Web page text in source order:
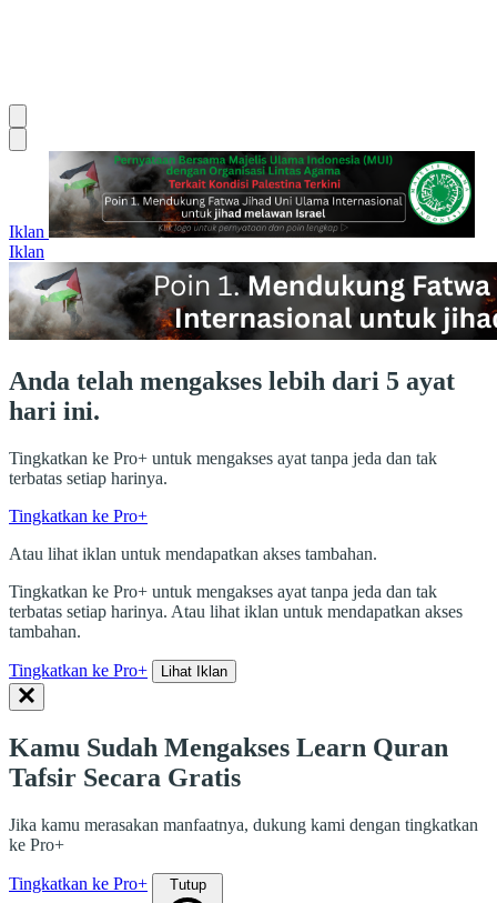
Iklan
Iklan
Anda telah mengakses lebih dari 5 ayat
hari ini.
Tingkatkan ke Pro+ untuk mengakses ayat tanpa jeda dan tak
terbatas setiap harinya.
Tingkatkan ke Pro+
Atau lihat iklan untuk mendapatkan akses tambahan.
Tingkatkan ke Pro+ untuk mengakses ayat tanpa jeda dan tak
terbatas setiap harinya. Atau lihat iklan untuk mendapatkan akses
tambahan.
Tingkatkan ke Pro+ Lihat Iklan
Kamu Sudah Mengakses Learn Quran
Tafsir Secara Gratis
Jika kamu merasakan manfaatnya, dukung kami dengan tingkatkan
ke Pro+
Tingkatkan ke Pro+ Tutup